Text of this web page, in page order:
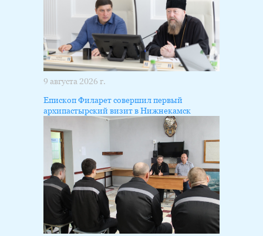
9 августа 2026 г.
Епископ Филарет совершил первый
архипастырский визит в Нижнекамск